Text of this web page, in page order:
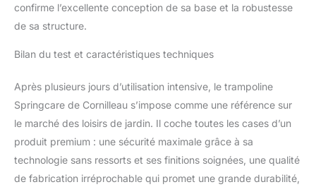
confirme l’excellente conception de sa base et la robustesse
de sa structure.
Bilan du test et caractéristiques techniques
Après plusieurs jours d’utilisation intensive, le trampoline
Springcare de Cornilleau s’impose comme une référence sur
le marché des loisirs de jardin. Il coche toutes les cases d’un
produit premium : une sécurité maximale grâce à sa
technologie sans ressorts et ses finitions soignées, une qualité
de fabrication irréprochable qui promet une grande durabilité,